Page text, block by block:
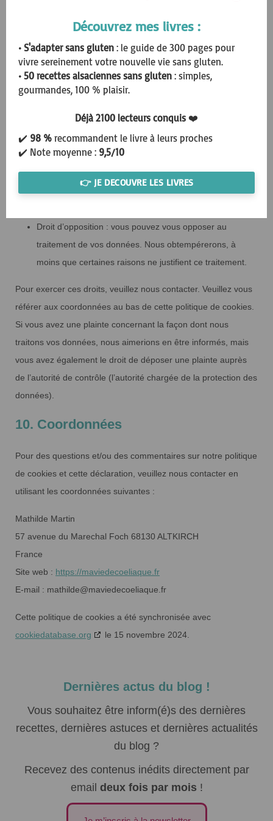
Droit de rectification : vous avez le droit à tout moment
données personnelles.
Si vous nous donnez votre consentement pour le
traitement de vos données, vous avez le droit de
révoquer ce consentement et de faire supprimer vos
données personnelles.
Droit de transférer vos données : vous avez le droit de
demander toutes vos données personnelles au
responsable du traitement et de les transférer dans leur
Droit d’opposition : vous pouvez vous opposer au
traitement de vos données. Nous obtempérerons, à
moins que certaines raisons ne justifient ce traitement.
Pour exercer ces droits, veuillez nous contacter. Veuillez vous
référer aux coordonnées au bas de cette politique de cookies.
Si vous avez une plainte concernant la façon dont nous
traitons vos données, nous aimerions en être informés, mais
vous avez également le droit de déposer une plainte auprès
de l’autorité de contrôle (l’autorité chargée de la protection des
données).
10. Coordonnées
Pour des questions et/ou des commentaires sur notre politique
de cookies et cette déclaration, veuillez nous contacter en
utilisant les coordonnées suivantes :
Mathilde Martin
57 avenue du Marechal Foch 68130 ALTKIRCH
France
Site web : https://maviedecoeliaque.fr
E-mail : mathilde@maviedecoeliaque.fr
Cette politique de cookies a été synchronisée avec
cookiedatabase.org
le 15 novembre 2024.
Dernières actus du blog !
Vous souhaitez être inform(é)s des dernières
recettes, dernières astuces et dernières actualités
du blog ?
Recevez des contenus inédits directement par
email deux fois par mois !
Découvrez mes livres :
• S'adapter sans gluten : le guide de 300 pages pour
vivre sereinement votre nouvelle vie sans gluten.
• 50 recettes alsaciennes sans gluten : simples,
gourmandes, 100 % plaisir.
Déjà 2100 lecteurs conquis ❤️
✔️ 98 % recommandent le livre à leurs proches
✔️ Note moyenne : 9,5/10
👉 JE DECOUVRE LES LIVRES